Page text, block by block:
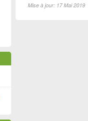
Mise à jour: 17 Mai 2019